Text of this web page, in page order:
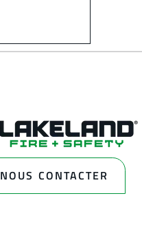
NOUS CONTACTER